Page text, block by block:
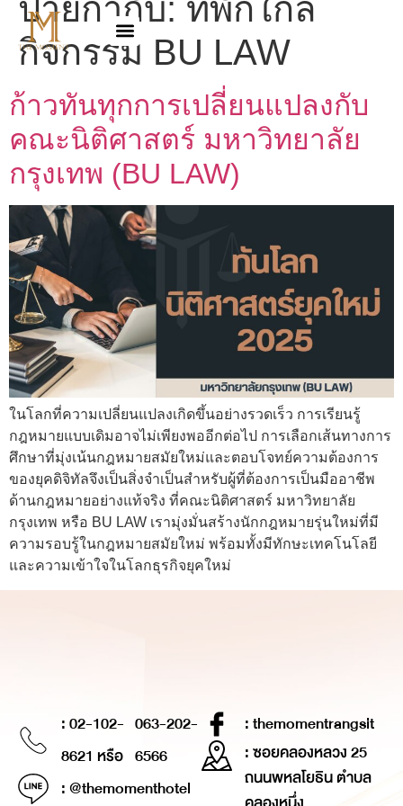
ป้ายกำกับ: ที่พักใกล้
กิจกรรม BU LAW
ก้าวทันทุกการเปลี่ยนแปลงกับ
คณะนิติศาสตร์ มหาวิทยาลัย
กรุงเทพ (BU LAW)
ในโลกที่ความเปลี่ยนแปลงเกิดขึ้นอย่างรวดเร็ว การเรียนรู้
กฎหมายแบบเดิมอาจไม่เพียงพออีกต่อไป การเลือกเส้นทางการ
ศึกษาที่มุ่งเน้นกฎหมายสมัยใหม่และตอบโจทย์ความต้องการ
ของยุคดิจิทัลจึงเป็นสิ่งจำเป็นสำหรับผู้ที่ต้องการเป็นมืออาชีพ
ด้านกฎหมายอย่างแท้จริง ที่คณะนิติศาสตร์ มหาวิทยาลัย
กรุงเทพ หรือ BU LAW เรามุ่งมั่นสร้างนักกฎหมายรุ่นใหม่ที่มี
ความรอบรู้ในกฎหมายสมัยใหม่ พร้อมทั้งมีทักษะเทคโนโลยี
และความเข้าใจในโลกธุรกิจยุคใหม่
: 02-102-
8621 หรือ
063-202-
6566
: @themomenthotel
: themomentrangsit
: ซอยคลองหลวง 25
ถนนพหลโยธิน ตำบล